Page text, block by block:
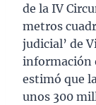
de la IV
metros
judicial’ de
información
estimó que
unos 300